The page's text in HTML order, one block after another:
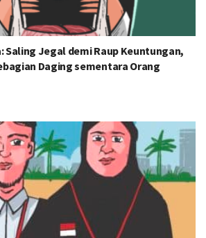
Saling Jegal demi Raup Keuntungan,
Daging sementara Orang